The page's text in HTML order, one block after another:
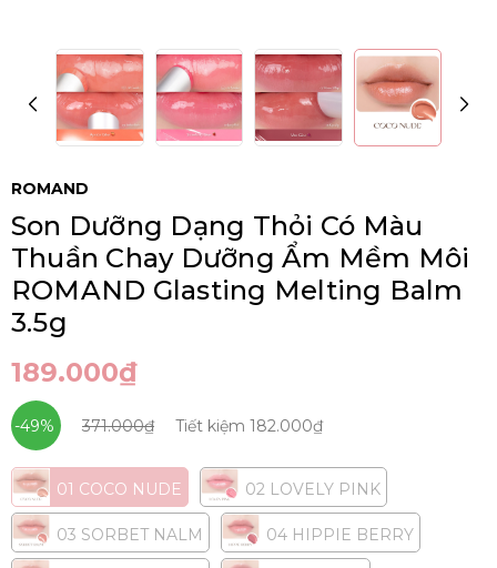
ROMAND
Son Dưỡng Dạng Thỏi Có Màu
Thuần Chay Dưỡng Ẩm Mềm Môi
ROMAND Glasting Melting Balm
3.5g
189.000₫
-49% 371.000₫ Tiết kiệm 182.000₫
01 COCO NUDE 02 LOVELY PINK
03 SORBET NALM 04 HIPPIE BERRY